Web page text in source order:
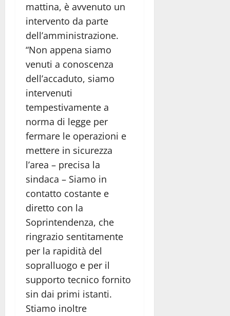
mattina, è avvenuto un
intervento da parte
dell’amministrazione.
“Non appena siamo
venuti a conoscenza
dell’accaduto, siamo
intervenuti
tempestivamente a
norma di legge per
fermare le operazioni e
mettere in sicurezza
l’area – precisa la
sindaca – Siamo in
contatto costante e
diretto con la
Soprintendenza, che
ringrazio sentitamente
per la rapidità del
sopralluogo e per il
supporto tecnico fornito
sin dai primi istanti.
Stiamo inoltre